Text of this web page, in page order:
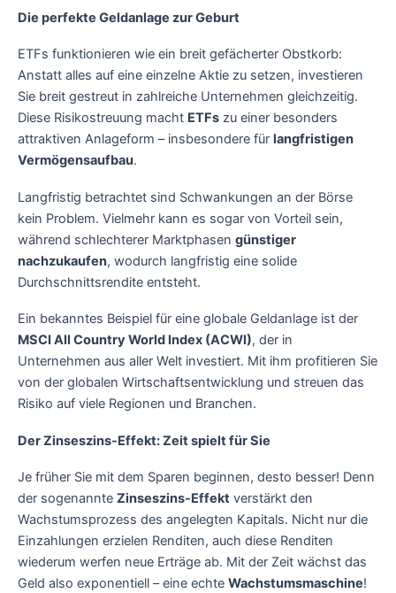
Die perfekte Geldanlage zur Geburt
ETFs funktionieren wie ein breit gefächerter Obstkorb:
Anstatt alles auf eine einzelne Aktie zu setzen, investieren
Sie breit gestreut in zahlreiche Unternehmen gleichzeitig.
Diese Risikostreuung macht ETFs zu einer besonders
attraktiven Anlageform – insbesondere für langfristigen
Vermögensaufbau.
Langfristig betrachtet sind Schwankungen an der Börse
kein Problem. Vielmehr kann es sogar von Vorteil sein,
während schlechterer Marktphasen günstiger
nachzukaufen, wodurch langfristig eine solide
Durchschnittsrendite entsteht.
Ein bekanntes Beispiel für eine globale Geldanlage ist der
MSCI All Country World Index (ACWI), der in
Unternehmen aus aller Welt investiert. Mit ihm profitieren Sie
von der globalen Wirtschaftsentwicklung und streuen das
Risiko auf viele Regionen und Branchen.
Der Zinseszins-Effekt: Zeit spielt für Sie
Je früher Sie mit dem Sparen beginnen, desto besser! Denn
der sogenannte Zinseszins-Effekt verstärkt den
Wachstumsprozess des angelegten Kapitals. Nicht nur die
Einzahlungen erzielen Renditen, auch diese Renditen
wiederum werfen neue Erträge ab. Mit der Zeit wächst das
Geld also exponentiell – eine echte Wachstumsmaschine!